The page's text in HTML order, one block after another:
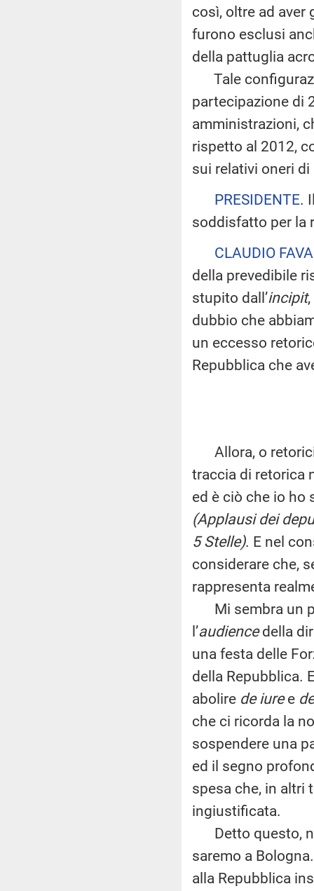
così, oltre ad aver
furono esclusi
della pattuglia
Tale
partecipazione di
amministrazioni,
rispetto al 2012,
sui relativi oneri di
PRESIDENTE.
soddisfatto per la
CLAUDIO FAVA
della prevedibile
stupito dall’incipit
dubbio che
un eccesso
Repubblica che
Allora, o retorici
traccia di retorica
ed è ciò che io ho
(Applausi dei
5 Stelle). E nel
considerare che,
rappresenta
Mi sembra un
l’audiencedella
una festa delle
della Repubblica.
abolire de iuree
che ci ricorda la
sospendere una
ed il segno
spesa che, in altri
ingiustificata.
Detto questo,
saremo a
alla Repubblica